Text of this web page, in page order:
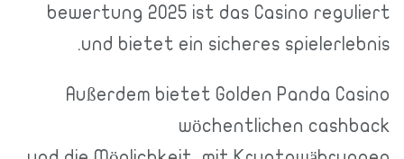
bewertung 2025 ist das Casino reguliert
und bietet ein sicheres spielerlebnis.
Außerdem bietet Golden Panda Casino
wöchentlichen cashback